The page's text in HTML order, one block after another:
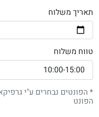
תאריך משלוח
טווח משלוח
* הפונטים נבחרים ע"י
הפונט